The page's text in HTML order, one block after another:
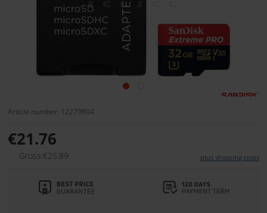
Article number: 12279804
€21.76
Gross:€25.89 plus shipping costs